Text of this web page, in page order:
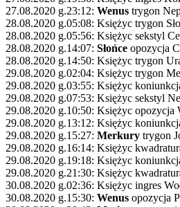
27.08.2020 g.23:12: Wenus trygon
28.08.2020 g.05:08: Księżyc trygon
28.08.2020 g.05:56: Księżyc sekstyl
28.08.2020 g.14:07: Słońce opozycja
28.08.2020 g.14:50: Księżyc trygon
29.08.2020 g.02:04: Księżyc trygon
29.08.2020 g.03:55: Księżyc
29.08.2020 g.07:53: Księżyc sekstyl
29.08.2020 g.10:50: Księżyc opozycja
29.08.2020 g.13:12: Księżyc
29.08.2020 g.15:27: Merkury trygon
29.08.2020 g.16:14: Księżyc
29.08.2020 g.19:18: Księżyc
29.08.2020 g.21:30: Księżyc
30.08.2020 g.02:36: Księżyc ingres
30.08.2020 g.15:30: Wenus opozycja